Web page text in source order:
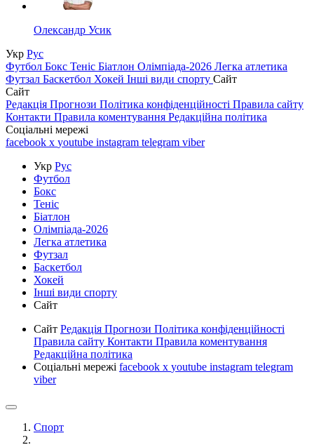
Олександр Усик
Укр Рус
Футбол Бокс Теніс Біатлон Олімпіада-2026 Легка атлетика
Футзал Баскетбол Хокей Інші види спорту Сайт
Сайт
Редакція Прогнози Політика конфіденційності Правила сайту
Контакти Правила коментування Редакційна політика
Соціальні мережі
facebook x youtube instagram telegram viber
Укр Рус
Футбол
Бокс
Теніс
Біатлон
Олімпіада-2026
Легка атлетика
Футзал
Баскетбол
Хокей
Інші види спорту
Сайт
Сайт Редакція Прогнози Політика конфіденційності
Правила сайту Контакти Правила коментування
Редакційна політика
Соціальні мережі facebook x youtube instagram telegram
viber
Спорт